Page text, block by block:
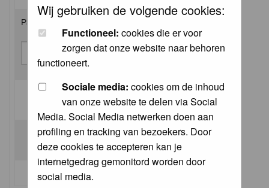
Wij gebruiken de volgende cookies:
Functioneel: cookies die er voor
zorgen dat onze website naar behoren
functioneert.
Sociale media: cookies om de inhoud
van onze website te delen via Social
Media. Social Media netwerken doen aan
profiling en tracking van bezoekers. Door
deze cookies te accepteren kan je
internetgedrag gemonitord worden door
social media.
Password:
Log me on automatically each visit:
I forgot my password